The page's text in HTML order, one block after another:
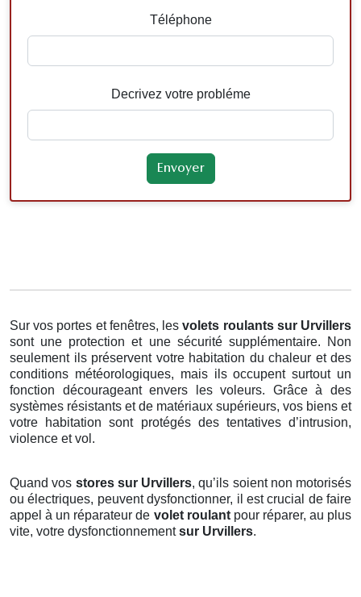
Téléphone
Decrivez votre probléme
Sur vos portes et fenêtres, lesvolets roulants sur Urvillers
sont une protection et une sécurité supplémentaire. Non
seulement ils préservent votre habitation du chaleur et des
conditions météorologiques, mais ils occupent surtout un
fonction décourageant envers les voleurs. Grâce à des
systèmes résistants et de matériaux supérieurs, vos biens et
votre habitation sont protégés des tentatives d’intrusion,
violence et vol.
Quand vos stores sur Urvillers, qu’ils soient non motorisés
ou électriques, peuvent dysfonctionner, il est crucial de faire
appel à un réparateur de volet roulantpour réparer, au plus
vite, votre dysfonctionnementsur Urvillers.